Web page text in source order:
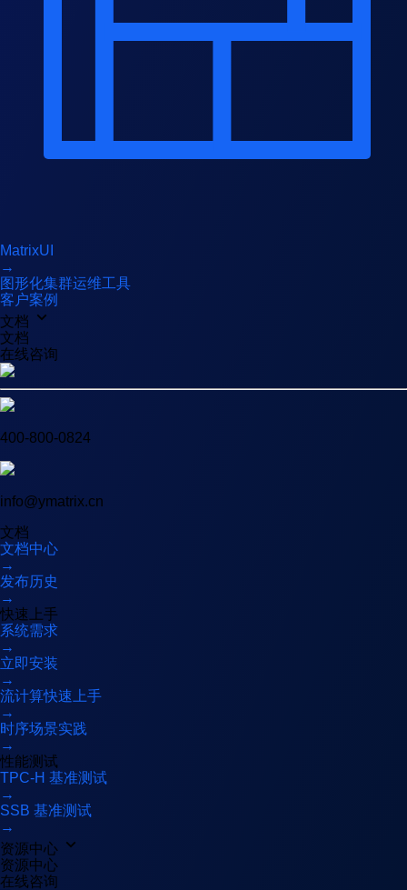
MatrixUI
→
图形化集群运维工具
客户案例
文档
文档
在线咨询
400-800-0824
info@ymatrix.cn
文档
文档中心
→
发布历史
→
快速上手
系统需求
→
立即安装
→
流计算快速上手
→
时序场景实践
→
性能测试
TPC-H 基准测试
→
SSB 基准测试
→
资源中心
资源中心
在线咨询